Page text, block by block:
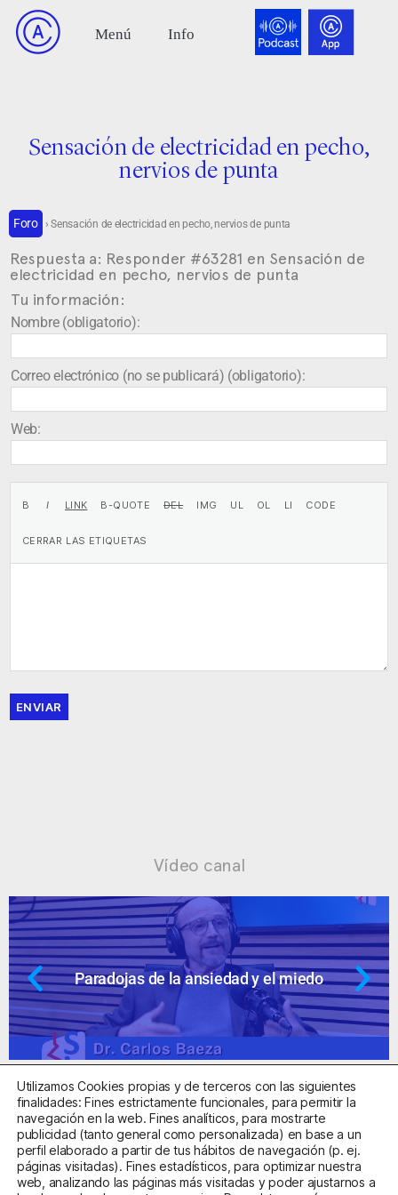
Sensación de electricidad en pecho,
nervios de punta
Foro › Sensación de electricidad en pecho, nervios de punta
Respuesta a: Responder #63281 en Sensación de
electricidad en pecho, nervios de punta
Tu información:
Nombre (obligatorio):
Correo electrónico (no se publicará) (obligatorio):
Web:
ENVIAR
Vídeo canal
Paradojas de la ansiedad y el miedo
Centro Sanitario Autorizado con el código E08737002
Utilizamos Cookies propias y de terceros con las siguientes
finalidades: Fines estrictamente funcionales, para permitir la
navegación en la web. Fines analíticos, para mostrarte
publicidad (tanto general como personalizada) en base a un
perfil elaborado a partir de tus hábitos de navegación (p. ej.
páginas visitadas). Fines estadísticos, para optimizar nuestra
web, analizando las páginas más visitadas y poder ajustarnos a